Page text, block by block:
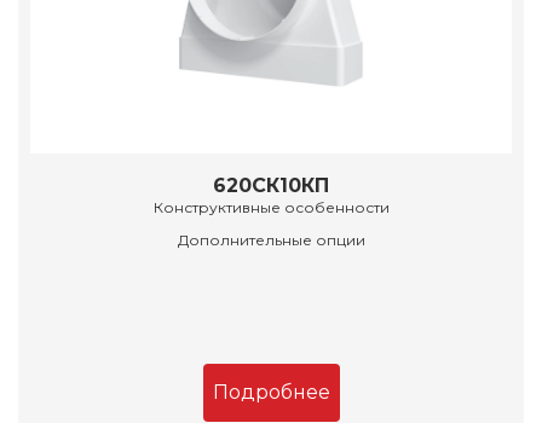
620СК10КП
Конструктивные особенности
Дополнительные опции
Подробнее